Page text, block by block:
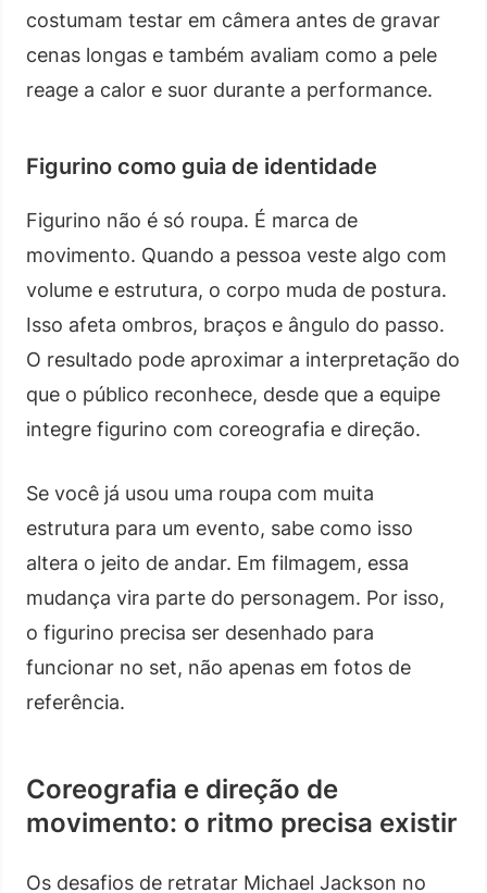
costumam testar em câmera antes de gravar
cenas longas e também avaliam como a pele
reage a calor e suor durante a performance.
Figurino como guia de identidade
Figurino não é só roupa. É marca de
movimento. Quando a pessoa veste algo com
volume e estrutura, o corpo muda de postura.
Isso afeta ombros, braços e ângulo do passo.
O resultado pode aproximar a interpretação do
que o público reconhece, desde que a equipe
integre figurino com coreografia e direção.
Se você já usou uma roupa com muita
estrutura para um evento, sabe como isso
altera o jeito de andar. Em filmagem, essa
mudança vira parte do personagem. Por isso,
o figurino precisa ser desenhado para
funcionar no set, não apenas em fotos de
referência.
Coreografia e direção de
movimento: o ritmo precisa existir
Os desafios de retratar Michael Jackson no